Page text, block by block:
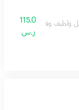
115.0
ر.س